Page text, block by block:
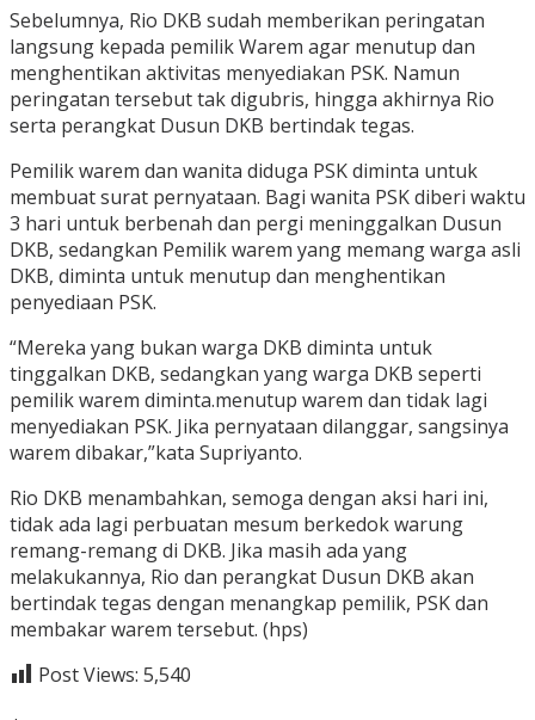
Sebelumnya, Rio DKB sudah memberikan peringatan
langsung kepada pemilik Warem agar menutup dan
menghentikan aktivitas menyediakan PSK. Namun
peringatan tersebut tak digubris, hingga akhirnya Rio
serta perangkat Dusun DKB bertindak tegas.
Pemilik warem dan wanita diduga PSK diminta untuk
membuat surat pernyataan. Bagi wanita PSK diberi waktu
3 hari untuk berbenah dan pergi meninggalkan Dusun
DKB, sedangkan Pemilik warem yang memang warga asli
DKB, diminta untuk menutup dan menghentikan
penyediaan PSK.
“Mereka yang bukan warga DKB diminta untuk
tinggalkan DKB, sedangkan yang warga DKB seperti
pemilik warem diminta.menutup warem dan tidak lagi
menyediakan PSK. Jika pernyataan dilanggar, sangsinya
warem dibakar,”kata Supriyanto.
Rio DKB menambahkan, semoga dengan aksi hari ini,
tidak ada lagi perbuatan mesum berkedok warung
remang-remang di DKB. Jika masih ada yang
melakukannya, Rio dan perangkat Dusun DKB akan
bertindak tegas dengan menangkap pemilik, PSK dan
membakar warem tersebut. (hps)
Post Views: 5,540